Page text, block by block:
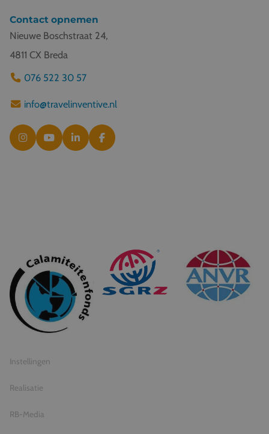
Contact opnemen
Nieuwe Boschstraat 24,
4811 CX Breda
076 522 30 57
info@travelinventive.nl
© 2026 Travel Inventive
Algemene voorwaarden
Privacy statement
Instellingen
Realisatie
RB-Media